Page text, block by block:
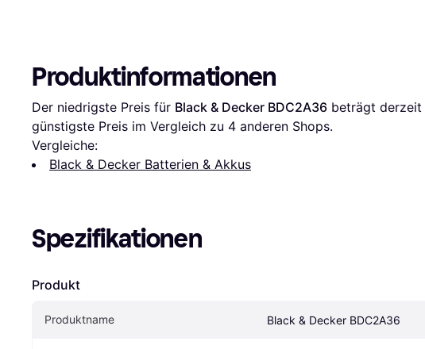
Produktinformationen
Der niedrigste Preis für Black & Decker BDC2A36 beträgt derzeit
günstigste Preis im Vergleich zu 4 anderen Shops.
Vergleiche:
Black & Decker Batterien & Akkus
Spezifikationen
Produkt
Produktname Black & Decker BDC2A36